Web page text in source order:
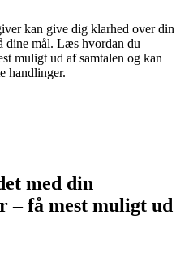
kan give dig klarhed over din
dine mål. Læs hvordan du
muligt ud af samtalen og kan
handlinger.
med din
– få mest muligt ud